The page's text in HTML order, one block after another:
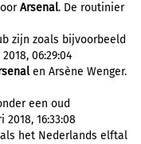
Arsenal. De routinier
zijn zoals bijvoorbeeld
06:29:04
en Arsène Wenger.
een oud
16:33:08
het Nederlands elftal